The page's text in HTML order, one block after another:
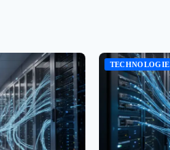
TECHNOLOGIE